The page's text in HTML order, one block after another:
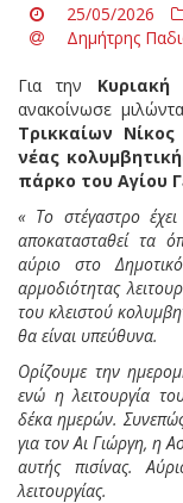
25/05/2026
Δημήτρης
Για την Κυριακή
ανακοίνωσε
Τρικκαίων
νέας
πάρκο του Αγίου
« Το στέγαστρο
αποκατασταθεί τα
αύριο στο
αρμοδιότητας
του κλειστού
θα είναι υπεύθυνα.
Ορίζουμε την
ενώ η λειτουργία
δέκα ημερών.
για τον Αι Γιώργη, η
αυτής πισίνας.
λειτουργίας.